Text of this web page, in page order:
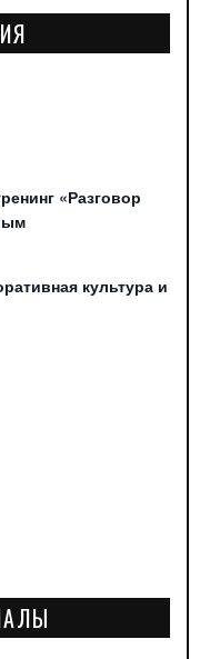
«Разговор
культура и